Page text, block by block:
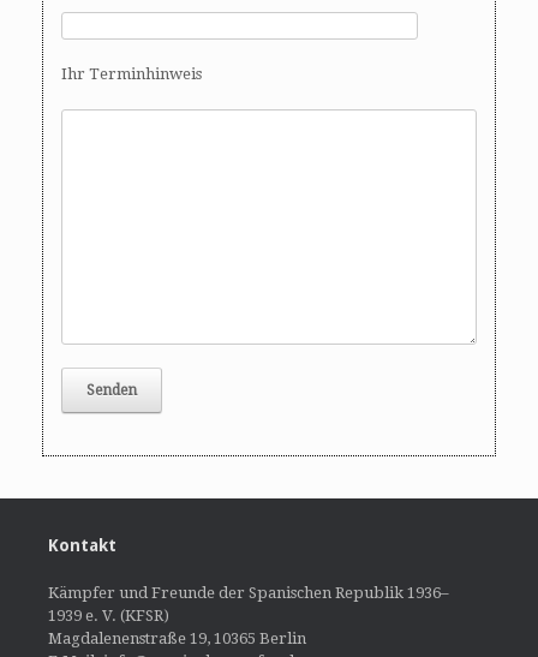
Ihr Terminhinweis
Kontakt
Kämpfer und Freunde der Spanischen Republik 1936–
1939 e. V. (KFSR)
Magdalenenstraße 19, 10365 Berlin